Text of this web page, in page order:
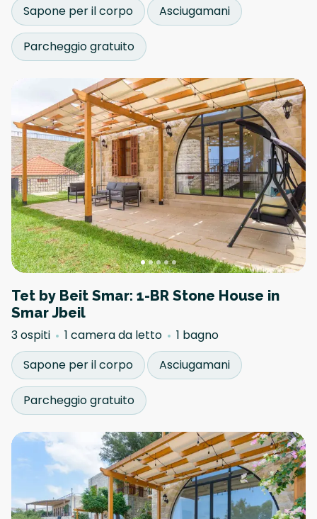
Sapone per il corpo
Asciugamani
Parcheggio gratuito
Tet by Beit Smar: 1-BR Stone House in
Smar Jbeil
3 ospiti 1 camera da letto
1 bagno
Sapone per il corpo
Asciugamani
Parcheggio gratuito